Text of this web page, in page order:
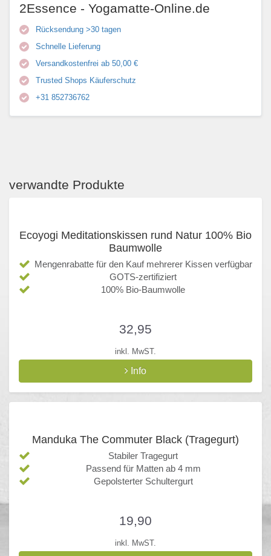
2Essence - Yogamatte-Online.de
Rücksendung >30 tagen
Schnelle Lieferung
Versandkostenfrei ab 50,00 €
Trusted Shops Käuferschutz
+31 852736762
verwandte Produkte
Ecoyogi Meditationskissen rund Natur 100% Bio
Baumwolle
Mengenrabatte für den Kauf mehrerer Kissen verfügbar
GOTS-zertifiziert
100% Bio-Baumwolle
32,95
inkl. MwST.
Info
Manduka The Commuter Black (Tragegurt)
Stabiler Tragegurt
Passend für Matten ab 4 mm
Gepolsterter Schultergurt
19,90
inkl. MwST.